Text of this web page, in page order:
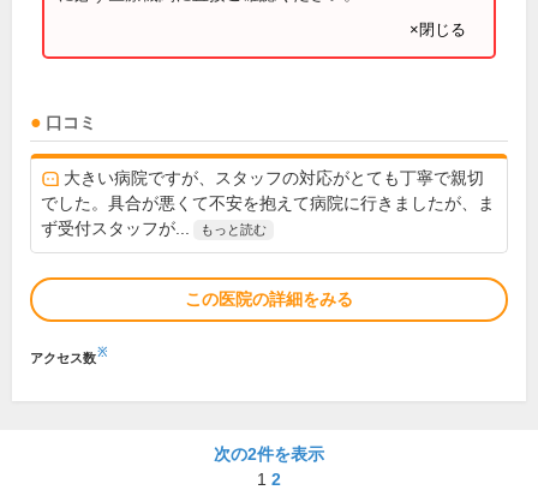
×閉じる
口コミ
大きい病院ですが、スタッフの対応がとても丁寧で親切
でした。具合が悪くて不安を抱えて病院に行きましたが、ま
ず受付スタッフが...
もっと読む
この医院の詳細をみる
アクセス数※
次の2件を表示
1 2